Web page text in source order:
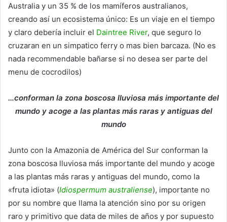
Australia y un 35 % de los mamíferos australianos,
creando así un ecosistema único: Es un viaje en el tiempo
y claro debería incluir el Daintree River, que seguro lo
cruzaran en un simpatico ferry o mas bien barcaza. (No es
nada recommendable bañarse si no desea ser parte del
menu de cocrodilos)
…conforman la zona boscosa lluviosa más importante del
mundo y acoge a las plantas más raras y antiguas del
mundo
Junto con la Amazonia de América del Sur conforman la
zona boscosa lluviosa más importante del mundo y acoge
a las plantas más raras y antiguas del mundo, como la
«fruta idiota» (Idiospermum australiense), importante no
por su nombre que llama la atención sino por su origen
raro y primitivo que data de miles de años y por supuesto